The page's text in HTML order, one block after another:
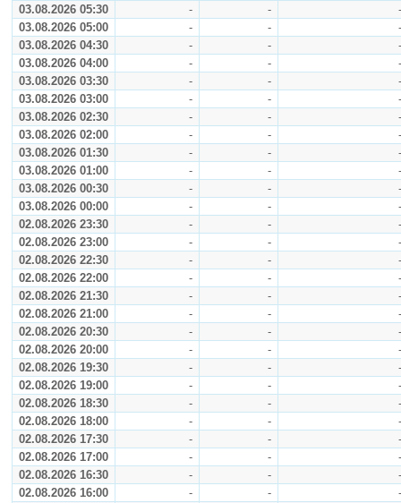
03.08.2026 05:30
- -
-
03.08.2026 05:00
- -
-
03.08.2026 04:30
- -
-
03.08.2026 04:00
- -
-
03.08.2026 03:30
- -
-
03.08.2026 03:00
- -
-
03.08.2026 02:30
- -
-
03.08.2026 02:00
- -
-
03.08.2026 01:30
- -
-
03.08.2026 01:00
- -
-
03.08.2026 00:30
- -
-
03.08.2026 00:00
- -
-
02.08.2026 23:30
- -
-
02.08.2026 23:00
- -
-
02.08.2026 22:30
- -
-
02.08.2026 22:00
- -
-
02.08.2026 21:30
- -
-
02.08.2026 21:00
- -
-
02.08.2026 20:30
- -
-
02.08.2026 20:00
- -
-
02.08.2026 19:30
- -
-
02.08.2026 19:00
- -
-
02.08.2026 18:30
- -
-
02.08.2026 18:00
- -
-
02.08.2026 17:30
- -
-
02.08.2026 17:00
- -
-
02.08.2026 16:30
- -
-
02.08.2026 16:00
- -
-